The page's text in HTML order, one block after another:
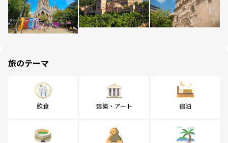
旅のテーマ
飲食 建築・アート 宿泊